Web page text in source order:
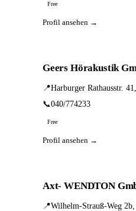
Free
Profil ansehen →
Geers Hörakustik
📍Harburger Rathausstr.
📞040/774233
Free
Profil ansehen →
Axt- WENDTON
📍Wilhelm-Strauß-Weg